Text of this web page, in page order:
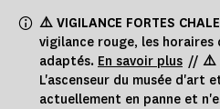
⚠️ VIGILANCE FORTES
vigilance rouge, les
adaptés. En savoir plus // ⚠️
L'ascenseur du musée d'art
actuellement en panne et